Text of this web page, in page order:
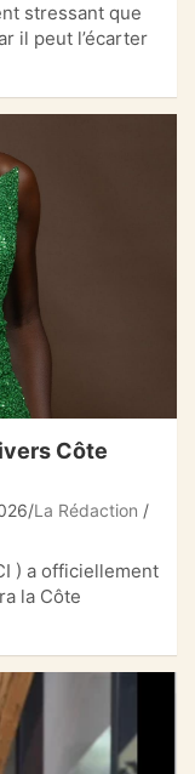
stressant que
il peut l’écarter
Côte
La Rédaction
) a officiellement
la Côte